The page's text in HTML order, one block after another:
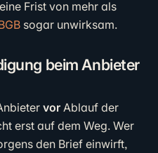
Frist von mehr als
sogar unwirksam.
beim Anbieter
vor Ablauf der
erst auf dem Weg. Wer
den Brief einwirft,